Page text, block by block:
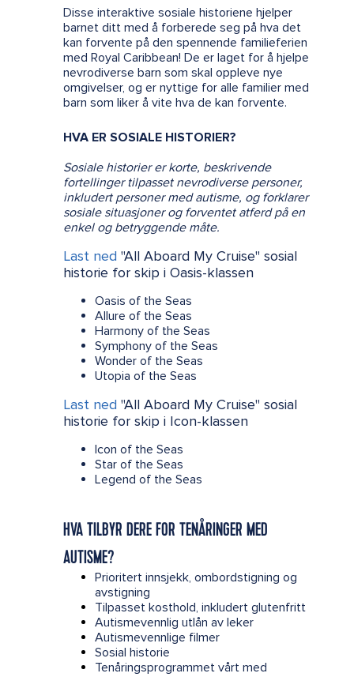
Disse interaktive sosiale historiene hjelper
barnet ditt med å forberede seg på hva det
kan forvente på den spennende familieferien
med Royal Caribbean! De er laget for å hjelpe
nevrodiverse barn som skal oppleve nye
omgivelser, og er nyttige for alle familier med
barn som liker å vite hva de kan forvente.
HVA ER SOSIALE HISTORIER?
Sosiale historier er korte, beskrivende
fortellinger tilpasset nevrodiverse personer,
inkludert personer med autisme, og forklarer
sosiale situasjoner og forventet atferd på en
enkel og betryggende måte.
Last ned "All Aboard My Cruise" sosial
historie for skip i Oasis-klassen
Oasis of the Seas
Allure of the Seas
Harmony of the Seas
Symphony of the Seas
Wonder of the Seas
Utopia of the Seas
Last ned "All Aboard My Cruise" sosial
historie for skip i Icon-klassen
Icon of the Seas
Star of the Seas
Legend of the Seas
HVA TILBYR DERE FOR TENÅRINGER MED
AUTISME?
Prioritert innsjekk, ombordstigning og
avstigning
Tilpasset kosthold, inkludert glutenfritt
Autismevennlig utlån av leker
Autismevennlige filmer
Sosial historie
Tenåringsprogrammet vårt med